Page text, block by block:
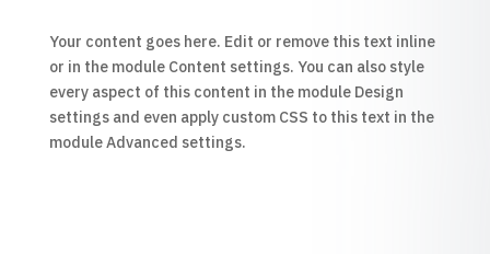
Your content goes here. Edit or remove this text inline
or in the module Content settings. You can also style
every aspect of this content in the module Design
settings and even apply custom CSS to this text in the
module Advanced settings.